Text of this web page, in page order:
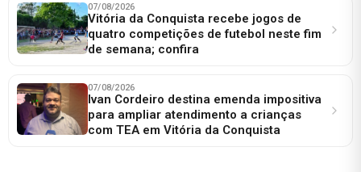
07/08/2026
Vitória da Conquista recebe jogos de
quatro competições de futebol neste fim
de semana; confira
07/08/2026
Ivan Cordeiro destina emenda impositiva
para ampliar atendimento a crianças
com TEA em Vitória da Conquista